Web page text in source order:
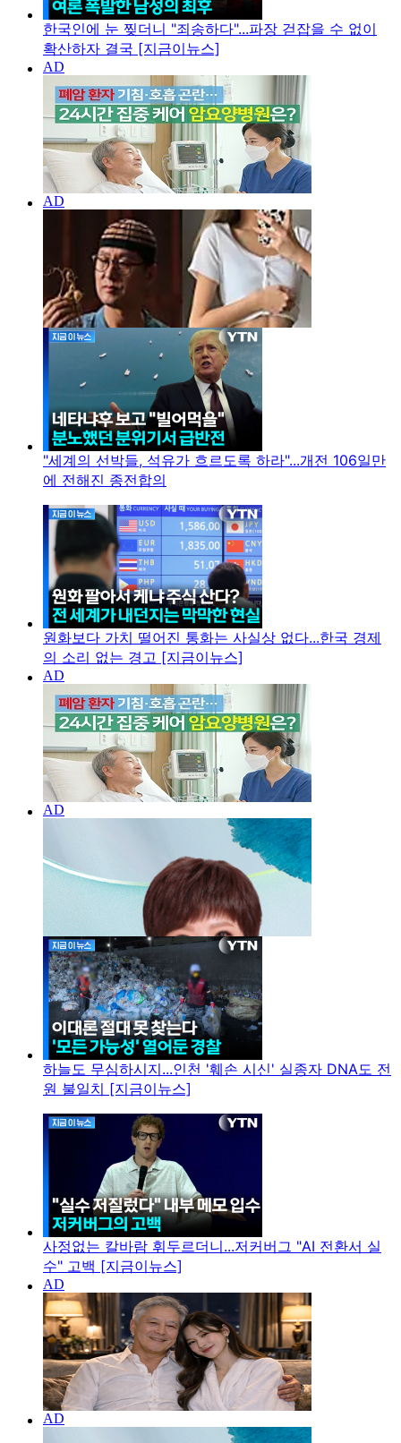
한국인에 눈 찢더니 "죄송하다"...파장 걷잡을 수 없이
확산하자 결국 [지금이뉴스]
"세계의 선박들, 석유가 흐르도록 하라"...개전 106일만
에 전해진 종전합의
원화보다 가치 떨어진 통화는 사실상 없다...한국 경제
의 소리 없는 경고 [지금이뉴스]
하늘도 무심하시지...인천 '훼손 시신' 실종자 DNA도 전
원 불일치 [지금이뉴스]
사정없는 칼바람 휘두르더니...저커버그 "AI 전환서 실
수" 고백 [지금이뉴스]